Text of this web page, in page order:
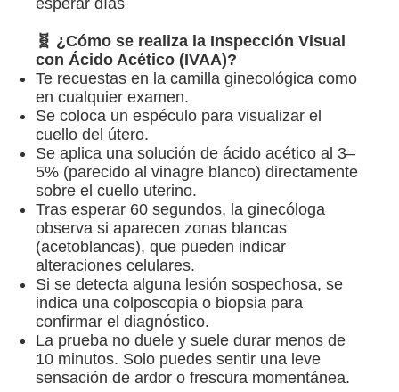
Ginecología
Ginecología con Laser
Cirugías
Obstetricia
Mastología
Prevencion Oncológica
Métodos Anticonceptivos
🧬 ¿Cómo se realiza la Inspección Visual
con Ácido Acético (IVAA)?
Te recuestas en la camilla ginecológica como
en cualquier examen.
Se coloca un espéculo para visualizar el
cuello del útero.
Se aplica una solución de ácido acético al 3–
5% (parecido al vinagre blanco) directamente
sobre el cuello uterino.
Tras esperar 60 segundos, la ginecóloga
observa si aparecen zonas blancas
(acetoblancas), que pueden indicar
alteraciones celulares.
Si se detecta alguna lesión sospechosa, se
indica una colposcopia o biopsia para
confirmar el diagnóstico.
La prueba no duele y suele durar menos de
10 minutos. Solo puedes sentir una leve
sensación de ardor o frescura momentánea.